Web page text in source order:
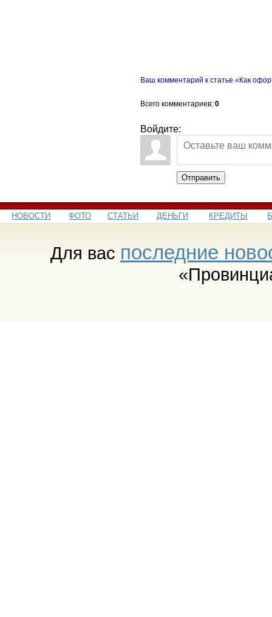
Ваш комментарий к статье «Как
Всего комментариев: 0
Войдите:
Отправить
НОВОСТИ ФОТО СТАТЬИ ДЕНЬГИ КРЕДИТЫ
Для вас последние